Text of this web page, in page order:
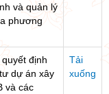
và quản lý
phương
định
dự án xây
và các
Tải
xuống